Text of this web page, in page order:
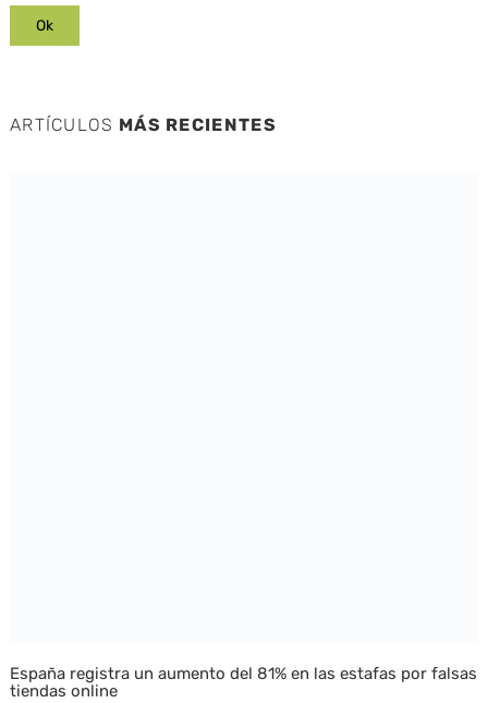
ARTÍCULOS MÁS RECIENTES
España registra un aumento del 81% en las estafas por falsas
tiendas online